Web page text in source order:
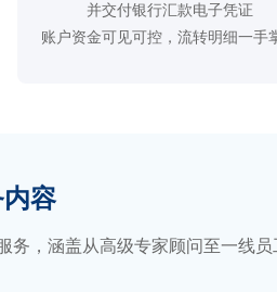
并交付银行汇款电子凭证
账户资金可见可控，流转明细一手
容
，涵盖从高级专家顾问至一线员